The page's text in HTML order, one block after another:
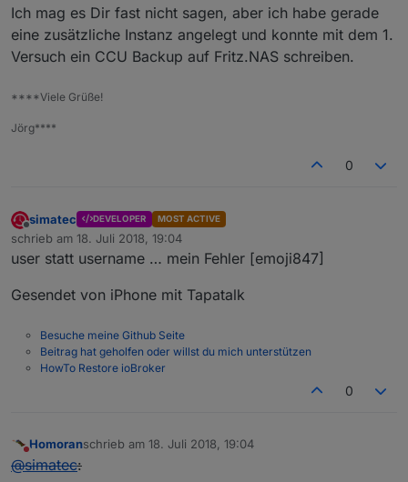
Ich mag es Dir fast nicht sagen, aber ich habe gerade
eine zusätzliche Instanz angelegt und konnte mit dem 1.
Versuch ein CCU Backup auf Fritz.NAS schreiben.
****Viele Grüße!
Jörg****
0
Offline
simatec DEVELOPER MOST ACTIVE
schrieb am 18. Juli 2018, 19:04
zuletzt editiert von
user statt username … mein Fehler [emoji847]
Gesendet von iPhone mit Tapatalk
Besuche meine Github Seite
Beitrag hat geholfen oder willst du mich unterstützen
HowTo Restore ioBroker
0
Nicht stören
Homoranschrieb am 18. Juli 2018, 19:04
zuletzt editiert von
@simatec: